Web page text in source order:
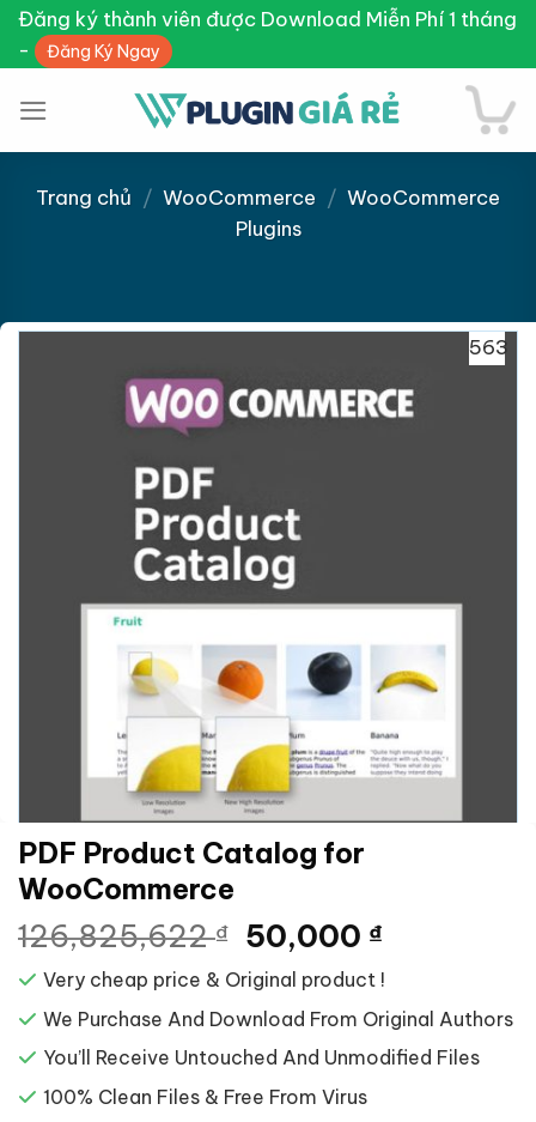
Skip
content
Đăng ký thành viên được Download Miễn Phí 1 tháng
-
Đăng Ký Ngay
Trang chủ / WooCommerce / WooCommerce
Plugins
563
Giảm giá!
PDF Product Catalog for
WooCommerce
126,825,622₫ Giá
gốc
là:
126,825,622 ₫.
50,000 ₫Giá
hiện
tại
là:
50,000 ₫.
Very cheap price & Original product !
We Purchase And Download From Original Authors
You’ll Receive Untouched And Unmodified Files
100% Clean Files & Free From Virus